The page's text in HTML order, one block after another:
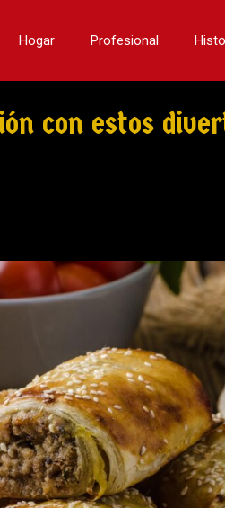
Hogar Profesional
con estos